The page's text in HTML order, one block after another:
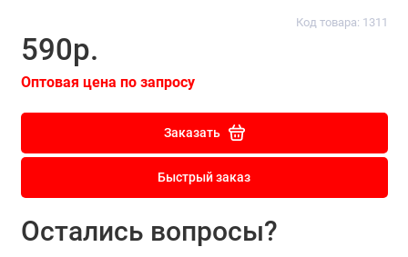
Код товара: 1311
590р.
Оптовая цена по запросу
Заказать
Быстрый заказ
Остались вопросы?